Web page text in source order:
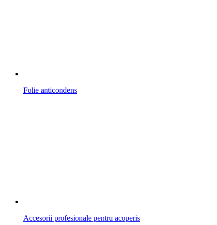
Folie anticondens
Accesorii profesionale pentru acoperis